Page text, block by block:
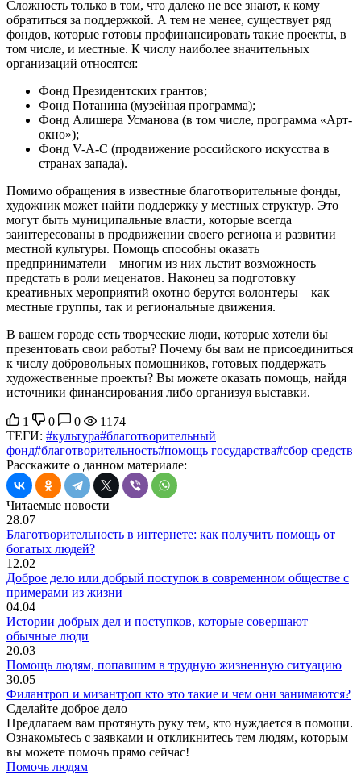
Сложность только в том, что далеко не все знают, к кому
обратиться за поддержкой. А тем не менее, существует ряд
фондов, которые готовы профинансировать такие проекты, в
том числе, и местные. К числу наиболее значительных
организаций относятся:
Фонд Президентских грантов;
Фонд Потанина (музейная программа);
Фонд Алишера Усманова (в том числе, программа «Арт-
окно»);
Фонд V-A-C (продвижение российского искусства в
странах запада).
Помимо обращения в известные благотворительные фонды,
художник может найти поддержку у местных структур. Это
могут быть муниципальные власти, которые всегда
заинтересованы в продвижении своего региона и развитии
местной культуры. Помощь способны оказать
предприниматели – многим из них льстит возможность
предстать в роли меценатов. Наконец за подготовку
креативных мероприятий охотно берутся волонтеры – как
местные группы, так и региональные движения.
В вашем городе есть творческие люди, которые хотели бы
презентовать свои работы? Почему бы вам не присоединиться
к числу добровольных помощников, готовых поддержать
художественные проекты? Вы можете оказать помощь, найдя
источники финансирования либо организуя выставки.
1 0 0
1174
ТЕГИ: #культура#благотворительный
фонд#благотворительность#помощь государства#сбор средств
Расскажите о данном материале:
Читаемые новости
28.07
Благотворительность в интернете: как получить помощь от
богатых людей?
12.02
Доброе дело или добрый поступок в современном обществе с
примерами из жизни
04.04
Истории добрых дел и поступков, которые совершают
обычные люди
20.03
Помощь людям, попавшим в трудную жизненную ситуацию
30.05
Филантроп и мизантроп кто это такие и чем они занимаются?
Сделайте доброе дело
Предлагаем вам протянуть руку тем, кто нуждается в помощи.
Ознакомьтесь с заявками и откликнитесь тем людям, которым
вы можете помочь прямо сейчас!
Помочь людям